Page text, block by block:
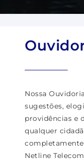
Nossa
sugestões,
providências e
qualquer
Netline